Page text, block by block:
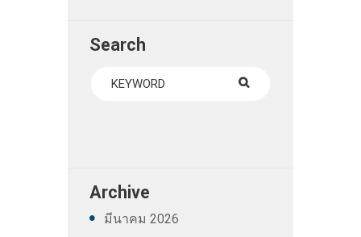
Search
Archive
มีนาคม 2026